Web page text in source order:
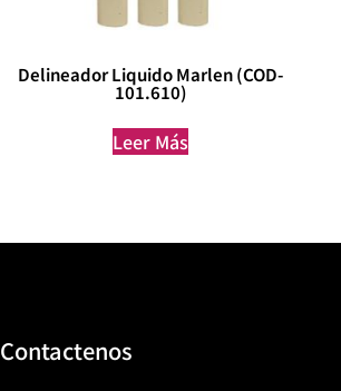
Delineador Liquido Marlen (COD-
101.610)
Leer Más
Contactenos